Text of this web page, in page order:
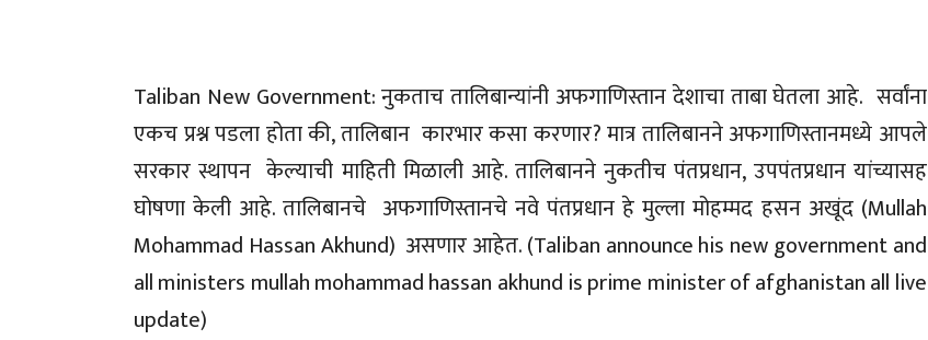
Taliban New Government: नुकताच तालिबान्यांनी अफगाणिस्तान देशाचा ताबा घेतला आहे. सर्वांना
एकच प्रश्न पडला होता की, तालिबान कारभार कसा करणार? मात्र तालिबानने अफगाणिस्तानमध्ये आपले
सरकार स्थापन केल्याची माहिती मिळाली आहे. तालिबानने नुकतीच पंतप्रधान, उपपंतप्रधान यांच्यासह
घोषणा केली आहे. तालिबानचे अफगाणिस्तानचे नवे पंतप्रधान हे मुल्ला मोहम्मद हसन अखूंद (Mullah
Mohammad Hassan Akhund) असणार आहेत. (Taliban announce his new government and
all ministers mullah mohammad hassan akhund is prime minister of afghanistan all live
update)